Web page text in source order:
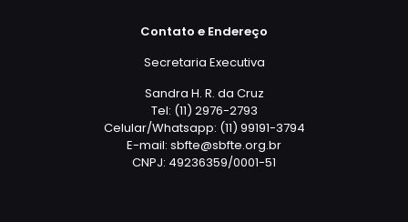
Contato e Endereço
Secretaria Executiva
Sandra H. R. da Cruz
Tel: (11) 2976-2793
Celular/Whatsapp: (11) 99191-3794
E-mail: sbfte@sbfte.org.br
CNPJ: 49236359/0001-51